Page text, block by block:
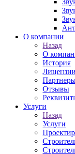
О компании
Назад
О
История
Отзывы
Услуги
Назад
Услуги